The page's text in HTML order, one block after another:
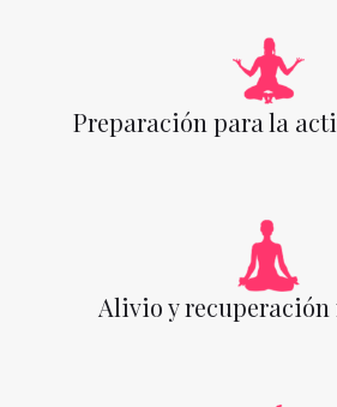
Preparación para la
Alivio y